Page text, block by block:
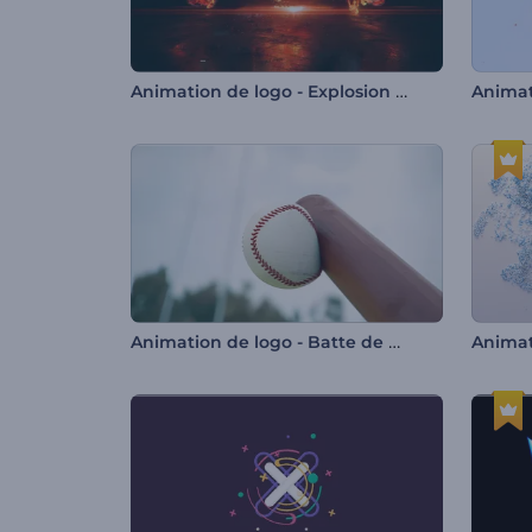
Animation de logo - Explosion épique
Animation de logo - Batte de baseball